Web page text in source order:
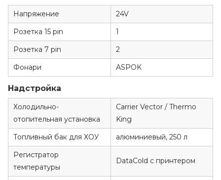
Напряжение
24V
Розетка 15 pin
1
Розетка 7 pin
2
Фонари
ASPOK
Надстройка
Холодильно-
отопительная установка
Carrier Vector / Thermo
King
Топливный бак для ХОУ
алюминиевый, 250 л
Регистратор
температуры
DataCold с принтером